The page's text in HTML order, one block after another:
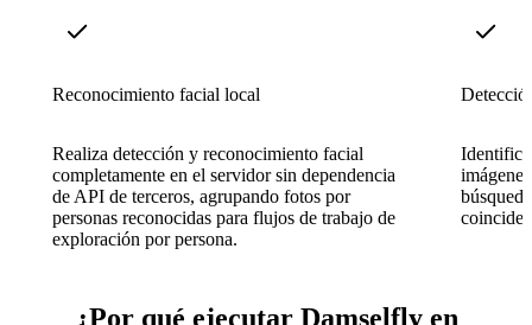
Reconocimiento facial local
Realiza detección y reconocimiento facial
completamente en el servidor sin dependencia
de API de terceros, agrupando fotos por
personas reconocidas para flujos de trabajo de
exploración por persona.
Identifica
¿Por qué ejecutar Damselfly en